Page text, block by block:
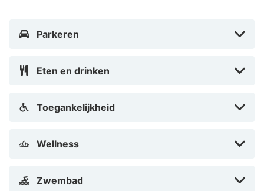
Parkeren
Eten en drinken
Toegankelijkheid
Wellness
Zwembad